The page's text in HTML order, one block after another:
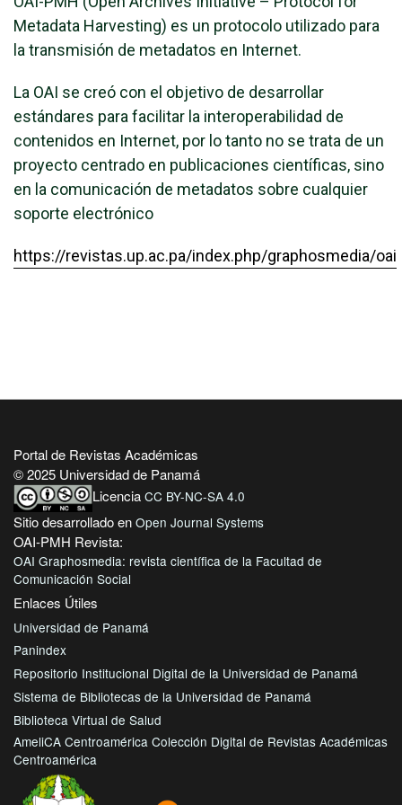
Metadata Harvesting) es un protocolo utilizado para
la transmisión de metadatos en Internet.
La OAI se creó con el objetivo de desarrollar
estándares para facilitar la interoperabilidad de
contenidos en Internet, por lo tanto no se trata de un
proyecto centrado en publicaciones científicas, sino
en la comunicación de metadatos sobre cualquier
soporte electrónico
https://revistas.up.ac.pa/index.php/graphosmedia/oai
Portal de Revistas Académicas
© 2025 Universidad de Panamá
Licencia CC BY-NC-SA 4.0
Sitio desarrollado en Open Journal Systems
OAI-PMH Revista:
OAI Graphosmedia: revista científica de la Facultad de
Comunicación Social
Enlaces Útiles
Universidad de Panamá
Panindex
Repositorio Institucional Digital de la Universidad de Panamá
Sistema de Bibliotecas de la Universidad de Panamá
Biblioteca Virtual de Salud
AmeliCA Centroamérica Colección Digital de Revistas Académicas
Centroamérica